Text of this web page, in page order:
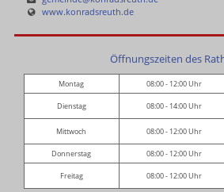
www.konradsreuth.de
Öffnungszeiten des
Montag 08:00 - 12:00 Uhr
Dienstag 08:00 - 14:00 Uhr
Mittwoch 08:00 - 12:00 Uhr
Donnerstag 08:00 - 12:00 Uhr
Freitag 08:00 - 12:00 Uhr